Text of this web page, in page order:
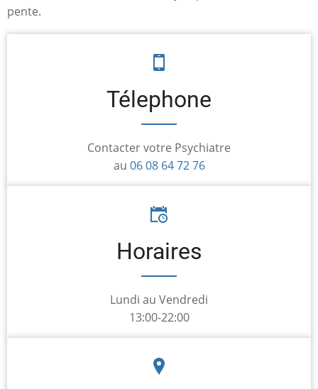
pente.
Télephone
Contacter votre Psychiatre
au 06 08 64 72 76
Horaires
Lundi au Vendredi
13:00-22:00